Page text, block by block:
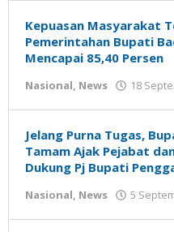
Kepuasan Masyarakat
Pemerintahan Bupati
Mencapai 85,40 Persen
Nasional, News 18
Jelang Purna Tugas,
Tamam Ajak Pejabat
Dukung Pj Bupati
Nasional, News 5